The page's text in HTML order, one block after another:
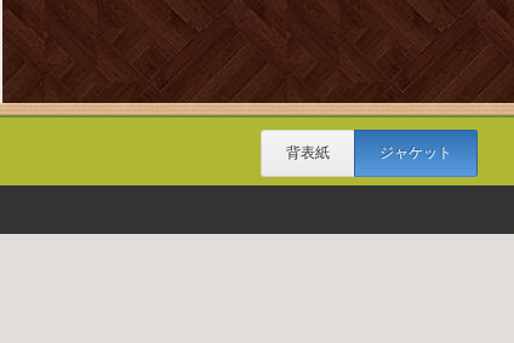
背表紙 ジャケット